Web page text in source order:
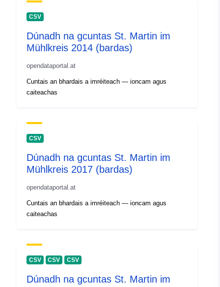
CSV
Dúnadh na gcuntas St. Martin im
Mühlkreis 2014 (bardas)
opendataportal.at
Cuntais an bhardais a imréiteach — ioncam agus
caiteachas
CSV
Dúnadh na gcuntas St. Martin im
Mühlkreis 2017 (bardas)
opendataportal.at
Cuntais an bhardais a imréiteach — ioncam agus
caiteachas
CSV CSV CSV
Dúnadh na gcuntas St. Martin im